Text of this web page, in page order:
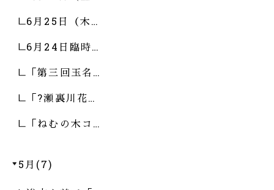
6月25日（木…
6月24日臨時…
「第三回玉名…
「?瀬裏川花…
「ねむの木コ…
5月(7)